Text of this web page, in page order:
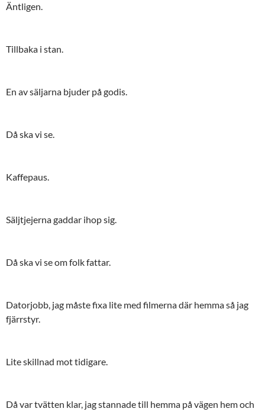
Äntligen.
Tillbaka i stan.
En av säljarna bjuder på godis.
Då ska vi se.
Kaffepaus.
Säljtjejerna gaddar ihop sig.
Då ska vi se om folk fattar.
Datorjobb, jag måste fixa lite med filmerna där hemma så jag
fjärrstyr.
Lite skillnad mot tidigare.
Då var tvätten klar, jag stannade till hemma på vägen hem och